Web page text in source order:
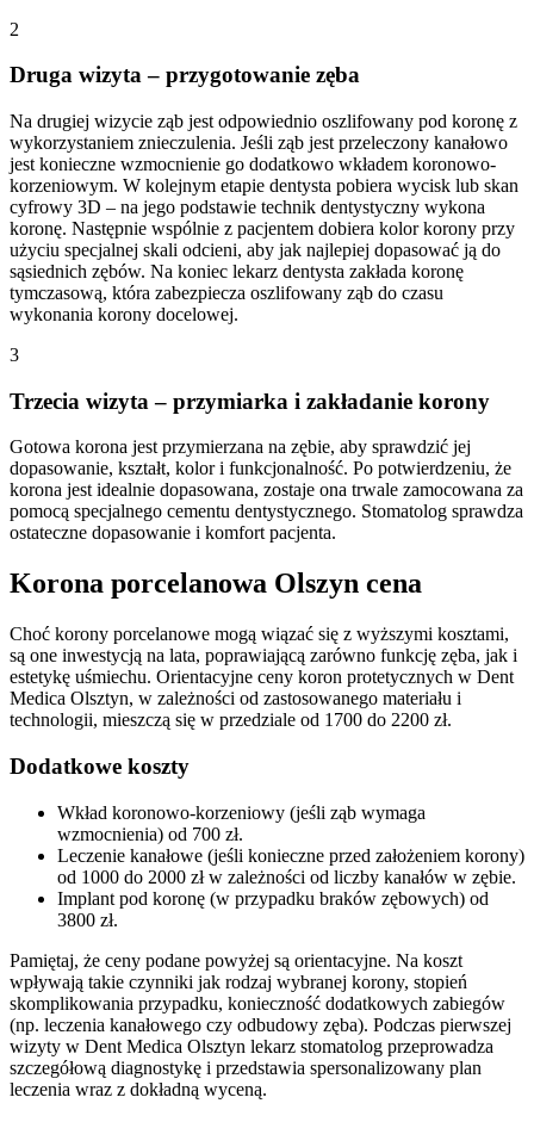
2
Druga wizyta – przygotowanie zęba
Na drugiej wizycie ząb jest odpowiednio oszlifowany pod koronę z
wykorzystaniem znieczulenia. Jeśli ząb jest przeleczony kanałowo
jest konieczne wzmocnienie go dodatkowo wkładem koronowo-
korzeniowym. W kolejnym etapie dentysta pobiera wycisk lub skan
cyfrowy 3D – na jego podstawie technik dentystyczny wykona
koronę. Następnie wspólnie z pacjentem dobiera kolor korony przy
użyciu specjalnej skali odcieni, aby jak najlepiej dopasować ją do
sąsiednich zębów. Na koniec lekarz dentysta zakłada koronę
tymczasową, która zabezpiecza oszlifowany ząb do czasu
wykonania korony docelowej.
3
Trzecia wizyta – przymiarka i zakładanie korony
Gotowa korona jest przymierzana na zębie, aby sprawdzić jej
dopasowanie, kształt, kolor i funkcjonalność. Po potwierdzeniu, że
korona jest idealnie dopasowana, zostaje ona trwale zamocowana za
pomocą specjalnego cementu dentystycznego. Stomatolog sprawdza
ostateczne dopasowanie i komfort pacjenta.
Korona porcelanowa Olszyn cena
Choć korony porcelanowe mogą wiązać się z wyższymi kosztami,
są one inwestycją na lata, poprawiającą zarówno funkcję zęba, jak i
estetykę uśmiechu. Orientacyjne ceny koron protetycznych w Dent
Medica Olsztyn, w zależności od zastosowanego materiału i
technologii, mieszczą się w przedziale od 1700 do 2200 zł.
Dodatkowe koszty
Wkład koronowo-korzeniowy (jeśli ząb wymaga
wzmocnienia) od 700 zł.
Leczenie kanałowe (jeśli konieczne przed założeniem korony)
od 1000 do 2000 zł w zależności od liczby kanałów w zębie.
Implant pod koronę (w przypadku braków zębowych) od
3800 zł.
Pamiętaj, że ceny podane powyżej są orientacyjne. Na koszt
wpływają takie czynniki jak rodzaj wybranej korony, stopień
skomplikowania przypadku, konieczność dodatkowych zabiegów
(np. leczenia kanałowego czy odbudowy zęba). Podczas pierwszej
wizyty w Dent Medica Olsztyn lekarz stomatolog przeprowadza
szczegółową diagnostykę i przedstawia spersonalizowany plan
leczenia wraz z dokładną wyceną.